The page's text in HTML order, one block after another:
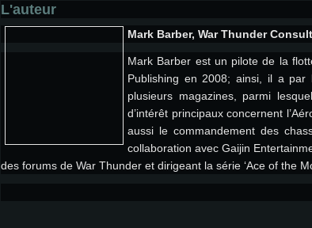
L'auteur
Mark Barber, War Thunder
Mark Barber est un pilote de la
Publishing en 2008; ainsi, il a
plusieurs magazines, parmi
d’intérêt principaux concernent
aussi le commandement des
collaboration avec Gaijin
des forums de War Thunder et dirigeant la série ‘Ace of the